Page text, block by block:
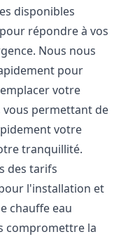
disponibles
répondre à vos
Nous nous
pour
votre
vous permettant de
votre
tranquillité.
des tarifs
l'installation et
chauffe eau
compromettre la